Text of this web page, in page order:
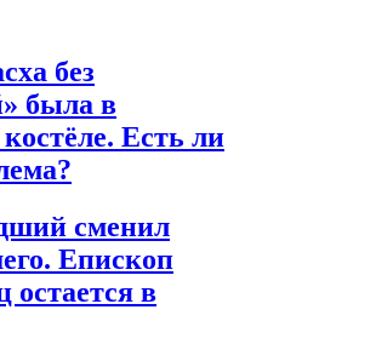
без
была в
Есть ли
сменил
Епископ
остается в